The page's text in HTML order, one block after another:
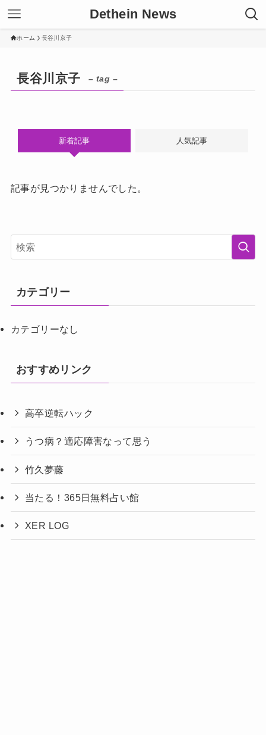
Dethein News
ホーム 長谷川京子
長谷川京子 – tag –
新着記事 人気記事
記事が見つかりませんでした。
カテゴリー
カテゴリーなし
おすすめリンク
高卒逆転ハック
うつ病？適応障害なって思う
竹久夢藤
当たる！365日無料占い館
XER LOG